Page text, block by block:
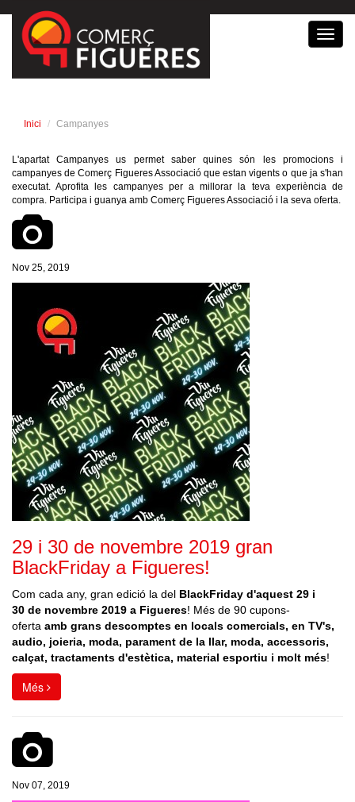
Inici Campanyes
L'apartat Campanyes us permet saber quines són les promocions i
campanyes de Comerç Figueres Associació que estan vigents o que ja s'han
executat. Aprofita les campanyes per a millorar la teva experiència de
compra. Participa i guanya amb Comerç Figueres Associació i la seva oferta.
Nov 25, 2019
29 i 30 de novembre 2019 gran
BlackFriday a Figueres!
Com cada any, gran edició la del BlackFriday d'aquest 29 i
30 de novembre 2019 a Figueres! Més de 90 cupons-
oferta amb grans descomptes en locals comercials, en TV's,
audio, joieria, moda, parament de la llar, moda, accessoris,
calçat, tractaments d'estètica, material esportiu i molt més!
Més
Nov 07, 2019